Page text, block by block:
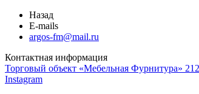
Назад
E-mails
argos-fm@mail.ru
Контактная информация
Торговый объект «Мебельная Фурнитура»
Instagram